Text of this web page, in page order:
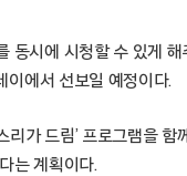
동시에 시청할 수 있게 해
이에서 선보일 예정이다.
가 드림’ 프로그램을 함께
는 계획이다.